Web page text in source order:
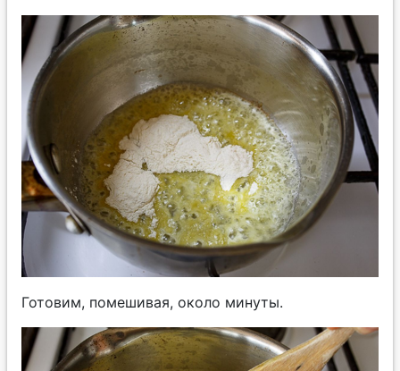
Готовим, помешивая, около минуты.